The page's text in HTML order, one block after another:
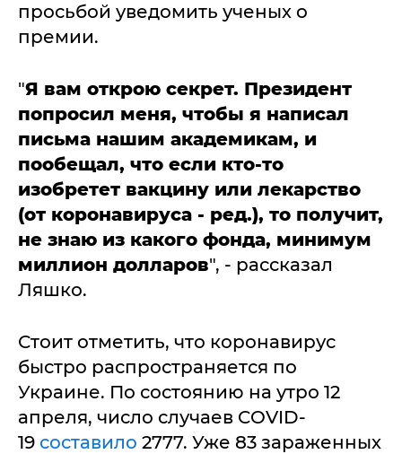
просьбой уведомить ученых о
премии.
"Я вам открою секрет. Президент
попросил меня, чтобы я написал
письма нашим академикам, и
пообещал, что если кто-то
изобретет вакцину или лекарство
(от коронавируса - ред.), то получит,
не знаю из какого фонда, минимум
миллион долларов", - рассказал
Ляшко.
Стоит отметить, что коронавирус
быстро распространяется по
Украине. По состоянию на утро 12
апреля, число случаев COVID-
19 составило 2777. Уже 83 зараженных